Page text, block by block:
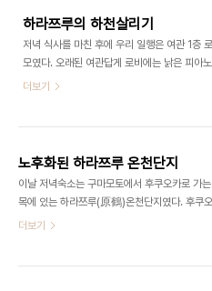
를 뒤덮고 있는 온천증기로 인하여 섬찟한 기분
었다. 마치 부글부글 끓는 냄비라는 생각이 들었
이 일대에는 1,200여년 전부터 화산활동에 의
하 300미터에서 100도씨 전후의 색깔과 모양
각각인 증기, 흙탕물, 열탕이 분출하여 주민들이
이런 불모의 땅을 오히려 세계적인 관광지로 만
하라쯔루의 하천살리기
저녁 식사를 마친 후에 우리 일행은 여관 1층 로
모였다. 오래된 여관답게 로비에는 낡은 피아
었다. 하천 설문지의 내용에 대하여 가이드로부
십여채의 배에는 각각 온천장 이름이 적혀있는
았다. 잔디로 가꾸어놓은 고수부지는 상당히 넓
한참을 걸어 올라가니까 미니골프장이 조성되
고 하안에는 숲이 있는데 새들이 보였다. 비로소
형 하천의 모습이었다. 유원지 분위기인 아래쪽
천을 이용하고 있다는 것을 느낄 수 있었다. 하
더보기
노후화된 하라쯔루 온천단지
이날 저녁숙소는 구마모토에서 후쿠오카로 가
목에 있는 하라쯔루(原鶴)온천단지였다. 후쿠
의 유일한 온천단지이다. 이곳은 경남의 부곡온
더보기